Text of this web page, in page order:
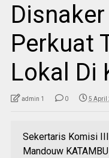
Perkuat
Lokal Di
admin 1 0 5 April
Sekertaris Komisi
Mandouw